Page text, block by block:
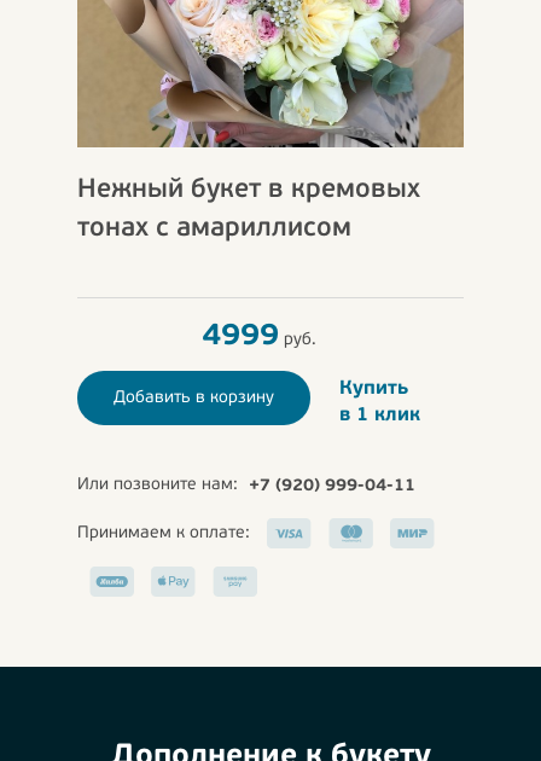
Нежный букет в кремовых
тонах с амариллисом
4999 руб.
Добавить в корзину
Купить
в 1 клик
Или позвоните нам: +7 (920) 999-04-11
Принимаем к оплате: